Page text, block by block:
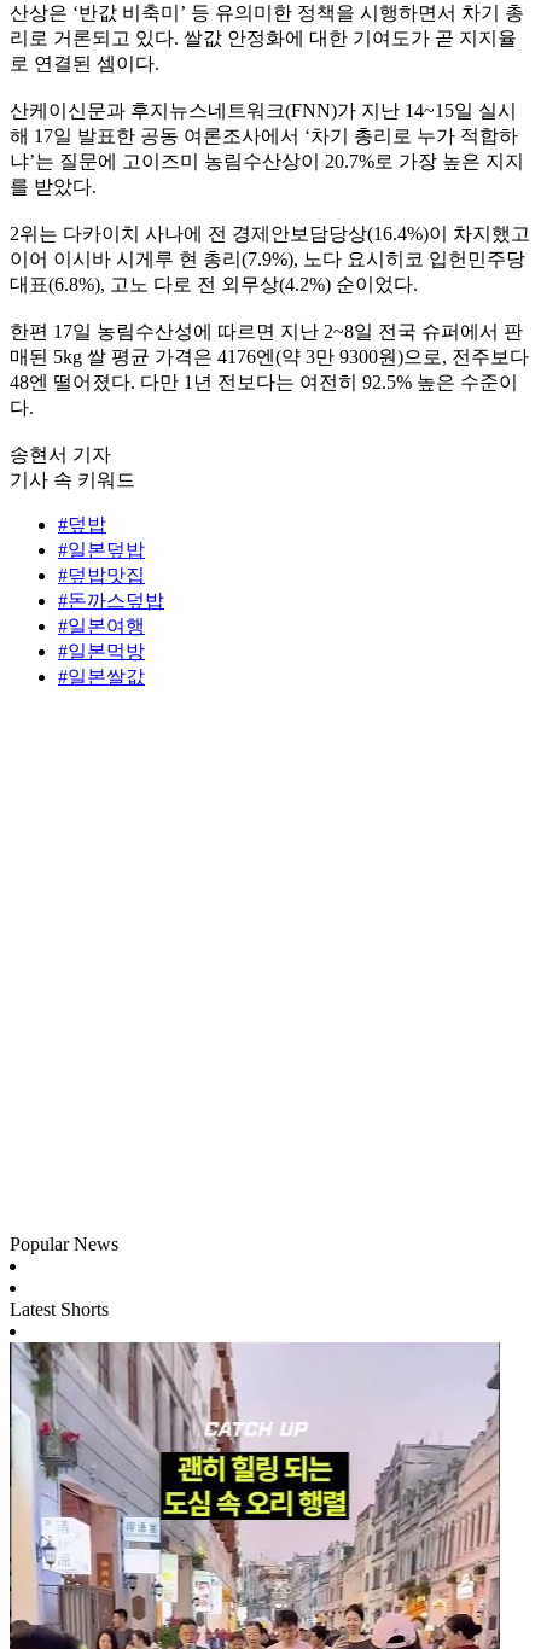
산상은 ‘반값 비축미’ 등 유의미한 정책을 시행하면서 차기 총
리로 거론되고 있다. 쌀값 안정화에 대한 기여도가 곧 지지율
로 연결된 셈이다.
산케이신문과 후지뉴스네트워크(FNN)가 지난 14~15일 실시
해 17일 발표한 공동 여론조사에서 ‘차기 총리로 누가 적합하
냐’는 질문에 고이즈미 농림수산상이 20.7%로 가장 높은 지지
를 받았다.
2위는 다카이치 사나에 전 경제안보담당상(16.4%)이 차지했고
이어 이시바 시게루 현 총리(7.9%), 노다 요시히코 입헌민주당
대표(6.8%), 고노 다로 전 외무상(4.2%) 순이었다.
한편 17일 농림수산성에 따르면 지난 2~8일 전국 슈퍼에서 판
매된 5kg 쌀 평균 가격은 4176엔(약 3만 9300원)으로, 전주보다
48엔 떨어졌다. 다만 1년 전보다는 여전히 92.5% 높은 수준이
다.
송현서 기자
기사 속 키워드
#덮밥
#일본덮밥
#덮밥맛집
#돈까스덮밥
#일본여행
#일본먹방
#일본쌀값
Popular News
Latest Shorts